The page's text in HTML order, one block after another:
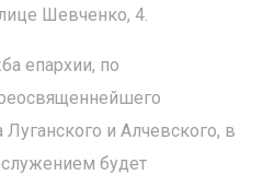
Шевченко, 4.
епархии, по
и Алчевского, в
будет